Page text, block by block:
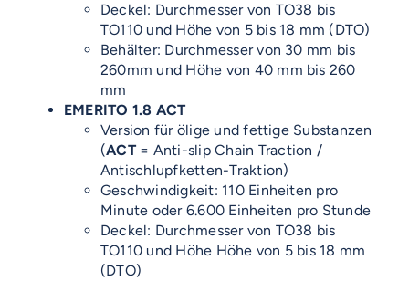
Deckel: Durchmesser von TO38 bis
TO110 und Höhe von 5 bis 18 mm (DTO)
Behälter: Durchmesser von 30 mm bis
260mm und Höhe von 40 mm bis 260
mm
EMERITO 1.8 ACT
Version für ölige und fettige Substanzen
(ACT= Anti-slip Chain Traction /
Antischlupfketten-Traktion)
Geschwindigkeit: 110 Einheiten pro
Minute oder 6.600 Einheiten pro Stunde
Deckel: Durchmesser von TO38 bis
TO110 und Höhe Höhe von 5 bis 18 mm
(DTO)